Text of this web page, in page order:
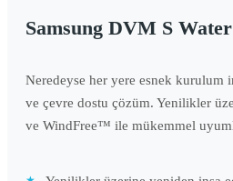
Samsung DVM S Water
Neredeyse her yere esnek kurulum
ve çevre dostu çözüm. Yenilikler
ve WindFree™ ile mükemmel